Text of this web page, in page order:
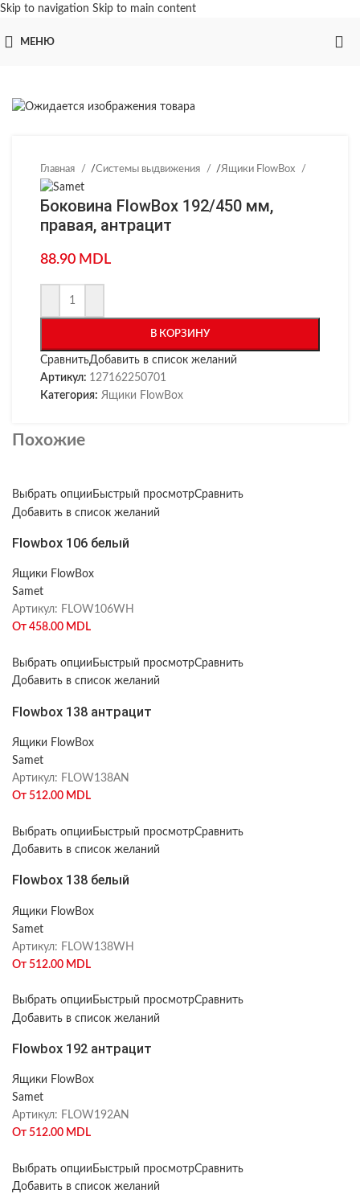
Skip to navigation Skip to main content
МЕНЮ
Главная /Системы выдвижения /Ящики FlowBox
Боковина FlowBox 192/450 мм,
правая, антрацит
88.90 MDL
В КОРЗИНУ
СравнитьДобавить в список желаний
Артикул: 127162250701
Категория: Ящики FlowBox
Похожие
Выбрать опции Быстрый просмотрСравнить
Добавить в список желаний
Flowbox 106 белый
Ящики FlowBox
Samet
Артикул: FLOW106WH
От 458.00 MDL
Выбрать опции Быстрый просмотрСравнить
Добавить в список желаний
Flowbox 138 антрацит
Ящики FlowBox
Samet
Артикул: FLOW138AN
От 512.00 MDL
Выбрать опции Быстрый просмотрСравнить
Добавить в список желаний
Flowbox 138 белый
Ящики FlowBox
Samet
Артикул: FLOW138WH
От 512.00 MDL
Выбрать опции Быстрый просмотрСравнить
Добавить в список желаний
Flowbox 192 антрацит
Ящики FlowBox
Samet
Артикул: FLOW192AN
От 512.00 MDL
Выбрать опции Быстрый просмотрСравнить
Добавить в список желаний